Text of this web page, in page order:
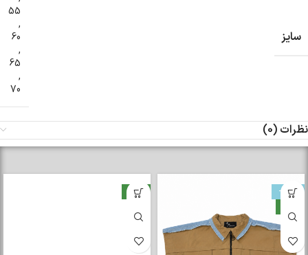
سایز
55
,
60
,
65
,
70
نظرات (0)
-33%
جدید